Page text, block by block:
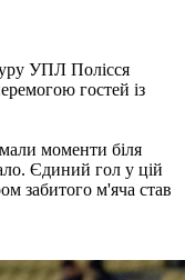
УПЛ Полісся
гостей із
моменти біля
Єдиний гол у цій
забитого м'яча став